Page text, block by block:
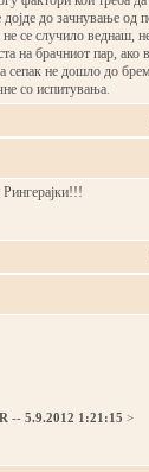
до зачнување од
се случило веднаш,
на брачниот пар, ако
сепак не дошло до
со испитувања.
-- 5.9.2012 1:21:15 >